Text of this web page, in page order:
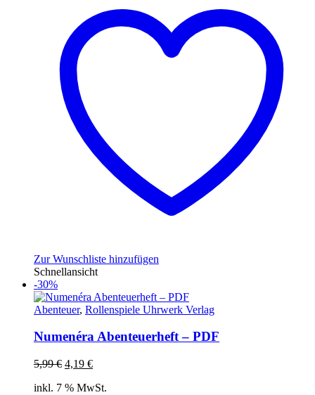
Zur Wunschliste hinzufügen
Schnellansicht
-30%
Abenteuer, Rollenspiele Uhrwerk Verlag
Numenéra Abenteuerheft – PDF
5,99€ Ursprünglicher
war:
4,19 €Aktueller
ist:
inkl. 7 % MwSt.